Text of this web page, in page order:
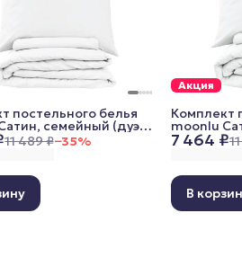
11 489 ₽−35%
постельного белья
семейный (дуэт),
70x70 см, белый
Акция
7 464 ₽
Комплект
moonlu
В